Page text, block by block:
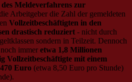
Meldeverfahrens zur
Arbeitgeber die Zahl der gemeldeten
Vollzeitbeschäftigten in den
drastisch reduziert - nicht durch
sondern in Teilzeit. Dennoch
immer etwa 1,8 Millionen
Vollzeitbeschäftigte mit einem
Euro (etwa 8,50 Euro pro Stunde)